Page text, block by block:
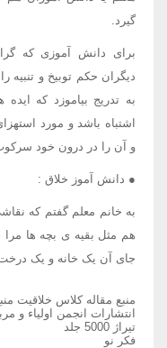
گیرد.
برای دانش آموزی که
دیگران حکم توبیخ و تنبیه
به تدریج بیاموزد که
اشتباه باشد و مورد
و آن را در درون خود
● دانش آموز خلاق :
به خانم معلم گفتم که
هم مثل بقیه ی بچه ها
جای آن یک خانه و یک
منبع مقاله کلاس خلاقیت
تیراژ 5000 جلد
فکر نو